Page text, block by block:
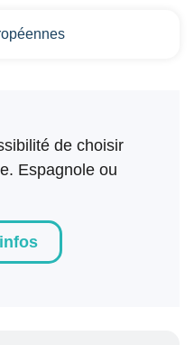
de choisir
Espagnole ou